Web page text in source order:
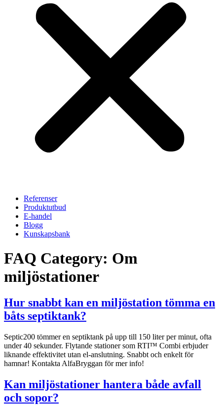
Referenser
Produktutbud
E-handel
Blogg
Kunskapsbank
FAQ Category: Om
miljöstationer
Hur snabbt kan en miljöstation tömma en
båts septiktank?
Septic200 tömmer en septiktank på upp till 150 liter per minut, ofta
under 40 sekunder. Flytande stationer som RTI™ Combi erbjuder
liknande effektivitet utan el-anslutning. Snabbt och enkelt för
hamnar! Kontakta AlfaBryggan för mer info!
Kan miljöstationer hantera både avfall
och sopor?